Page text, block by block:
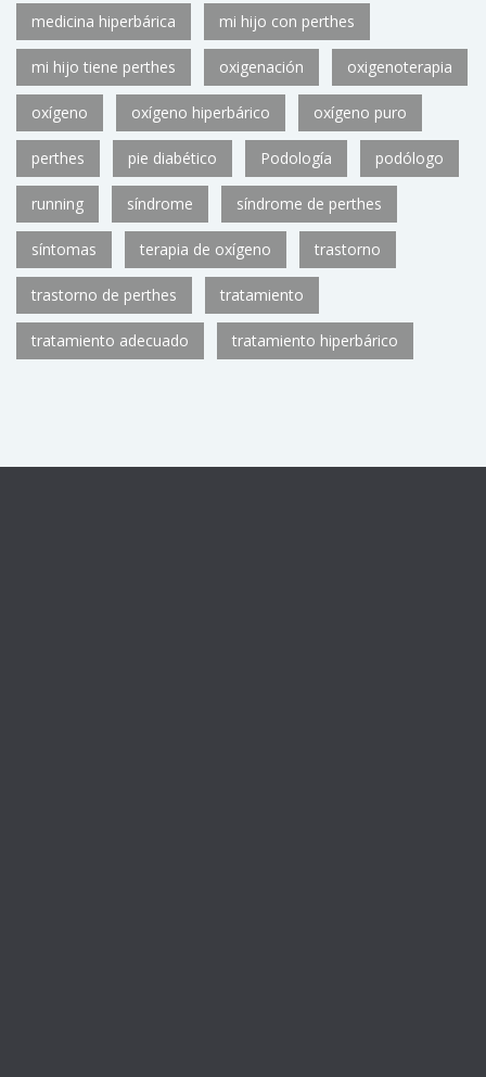
medicina hiperbárica mi hijo con perthes
mi hijo tiene perthes oxigenación oxigenoterapia
oxígeno oxígeno hiperbárico oxígeno puro
perthes pie diabético Podología podólogo
running síndrome síndrome de perthes
síntomas terapia de oxígeno trastorno
trastorno de perthes tratamiento
tratamiento adecuado tratamiento hiperbárico